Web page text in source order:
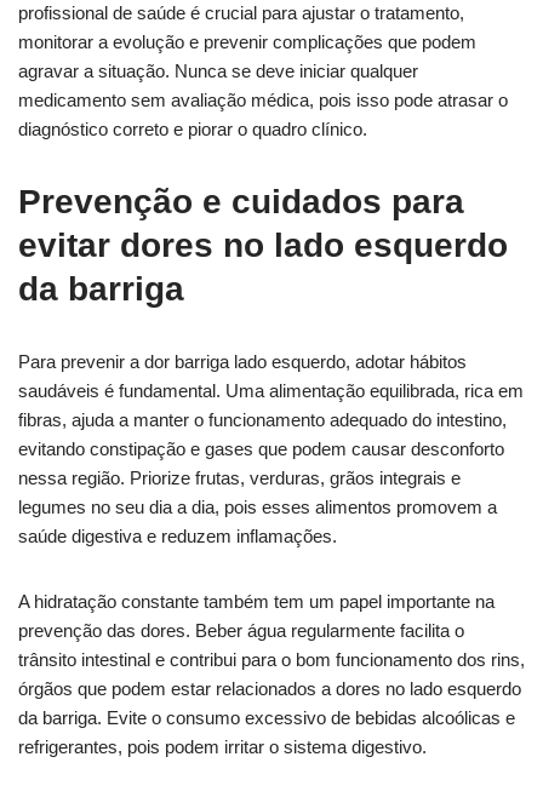
profissional de saúde é crucial para ajustar o tratamento,
monitorar a evolução e prevenir complicações que podem
agravar a situação. Nunca se deve iniciar qualquer
medicamento sem avaliação médica, pois isso pode atrasar o
diagnóstico correto e piorar o quadro clínico.
Prevenção e cuidados para
evitar dores no lado esquerdo
da barriga
Para prevenir a dor barriga lado esquerdo, adotar hábitos
saudáveis é fundamental. Uma alimentação equilibrada, rica em
fibras, ajuda a manter o funcionamento adequado do intestino,
evitando constipação e gases que podem causar desconforto
nessa região. Priorize frutas, verduras, grãos integrais e
legumes no seu dia a dia, pois esses alimentos promovem a
saúde digestiva e reduzem inflamações.
A hidratação constante também tem um papel importante na
prevenção das dores. Beber água regularmente facilita o
trânsito intestinal e contribui para o bom funcionamento dos rins,
órgãos que podem estar relacionados a dores no lado esquerdo
da barriga. Evite o consumo excessivo de bebidas alcoólicas e
refrigerantes, pois podem irritar o sistema digestivo.